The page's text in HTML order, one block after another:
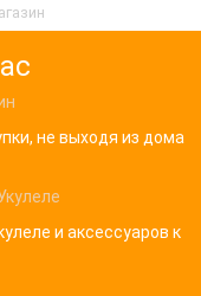
не выходя из дома
и аксессуаров к